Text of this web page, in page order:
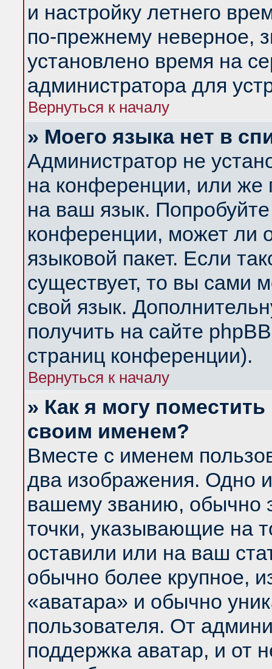
и настройку летнего
по-прежнему неверное,
установлено время на
администратора для
Вернуться к началу
» Моего языка нет в
Администратор не
на конференции, или же
на ваш язык.
конференции, может ли
языковой пакет. Если
существует, то вы сами
свой язык.
получить на сайте
страниц конференции).
Вернуться к началу
» Как я могу
своим именем?
Вместе с именем
два изображения. Одно
вашему званию, обычно
точки, указывающие на
оставили или на ваш
обычно более крупное,
«аватара» и обычно
пользователя. От
поддержка аватар, и от